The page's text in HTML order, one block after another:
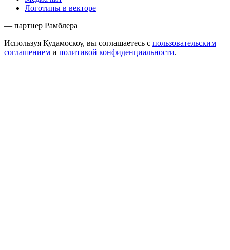
Логотипы в векторе
— партнер Рамблера
Используя Кудамоскоу, вы соглашаетесь с пользовательским
соглашением и политикой конфиденциальности.